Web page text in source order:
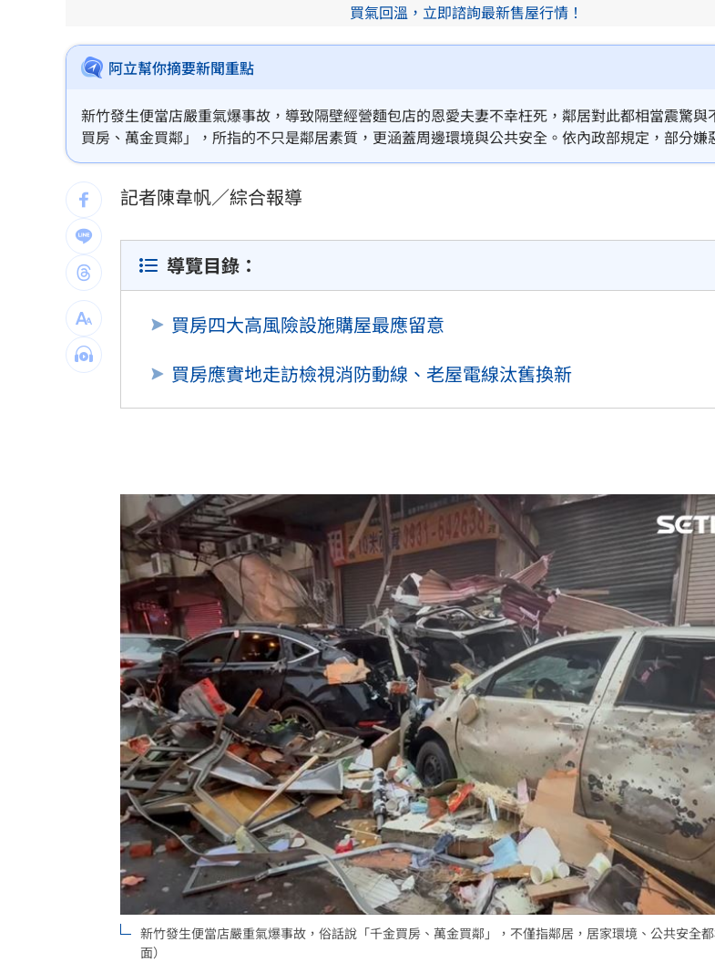
梅西父親病逝享壽68歲 一路陪伴兒闖足壇
5登山客2025年雪崩失蹤 尼泊爾尋獲遺體
喝錯傷身！營養師整理喝咖啡「7大守則」 23:27
美：東南亞詐騙園區多由中國背景組織主導
拆監獄家書見「叫別人老婆」人妻氣炸
ETF存到2千萬退休！他因1封信重回職場 23:21
社宅包租爆糾紛 房客控業者硬闖屋內趕人
台灣彩券開獎直播中 20:31
LIVE三立+24小時直播 15:27
三立iNEWS新聞台線上直播 18:00
台彩父親節推新刮刮樂千萬頭獎超「爸」氣
「拍片人的多重宇宙」職涯論壇9/12登場！ 10:30
8國球員齊聚高雄 Formosa 7s掀足球熱潮 10:00
理想混蛋號召粉絲跨海追星吃美食！ 18:15
買氣回溫，立即諮詢最新售屋行情！
阿立幫你摘要新聞重點
新竹發生便當店嚴重氣爆事故，導致隔壁經營麵包店的恩愛夫妻不幸枉死，鄰居對此都相當震驚與
買房、萬金買鄰」，所指的不只是鄰居素質，更涵蓋周邊環境與公共安全。依內政部規定，部分嫌
動產說明書中，不過，專家指出，實務上其實還有許多潛藏危險未被明確納入規範，若購屋時未審
住品質，重則可能危及生命安全。（陳韋帆）
記者陳韋帆／綜合報導
導覽目錄：
買房四大高風險設施購屋最應留意
買房應實地走訪檢視消防動線、老屋電線汰舊換新
新竹發生便當店嚴重氣爆事故，俗話說「千金買房、萬金買鄰」，不僅指鄰居，居家環境、公共安全
面）